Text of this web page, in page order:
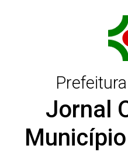
Jornal